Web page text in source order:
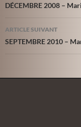
des
articles
DÉCEMBRE 2008 –
ARTICLE SUIVANT
SEPTEMBRE 2010 –